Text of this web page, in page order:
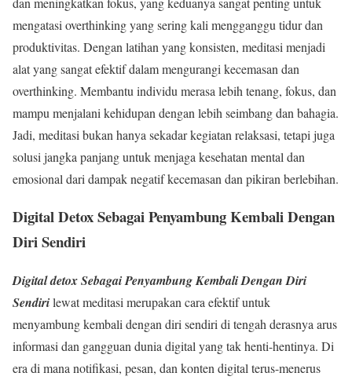
mengatasi overthinking yang sering kali mengganggu tidur dan
produktivitas. Dengan latihan yang konsisten, meditasi menjadi
alat yang sangat efektif dalam mengurangi kecemasan dan
overthinking. Membantu individu merasa lebih tenang, fokus, dan
mampu menjalani kehidupan dengan lebih seimbang dan bahagia.
Jadi, meditasi bukan hanya sekadar kegiatan relaksasi, tetapi juga
solusi jangka panjang untuk menjaga kesehatan mental dan
emosional dari dampak negatif kecemasan dan pikiran berlebihan.
Digital Detox Sebagai Penyambung Kembali Dengan
Diri Sendiri
Digital detox Sebagai Penyambung Kembali Dengan Diri
Sendirilewat meditasi merupakan cara efektif untuk
menyambung kembali dengan diri sendiri di tengah derasnya arus
informasi dan gangguan dunia digital yang tak henti-hentinya. Di
era di mana notifikasi, pesan, dan konten digital terus-menerus